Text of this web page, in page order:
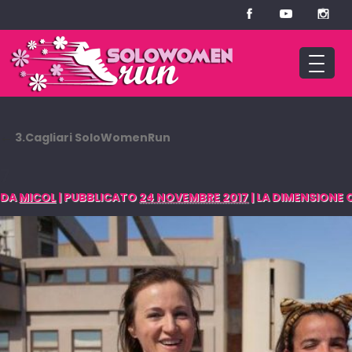
3.Cagliari SoloWomenRun
DA MICOL | PUBBLICATO24 NOVEMBRE 2017 |LA DIMENSIONE